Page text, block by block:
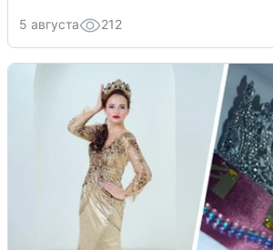
5 августа 212